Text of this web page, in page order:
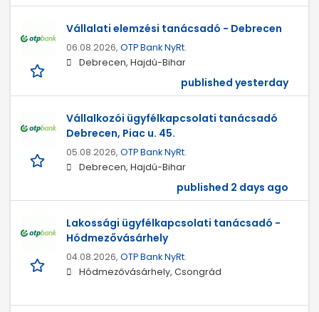
Vállalati elemzési tanácsadó - Debrecen
06.08.2026, OTP Bank NyRt.
Debrecen, Hajdú-Bihar
published yesterday
Vállalkozói ügyfélkapcsolati tanácsadó
Debrecen, Piac u. 45.
05.08.2026, OTP Bank NyRt.
Debrecen, Hajdú-Bihar
published 2 days ago
Lakossági ügyfélkapcsolati tanácsadó -
Hódmezővásárhely
04.08.2026, OTP Bank NyRt.
Hódmezővásárhely, Csongrád